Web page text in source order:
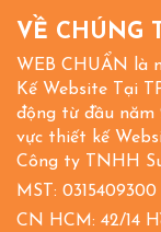
VỀ CHÚNG
WEB CHUẨN là
Kế Website Tại
động từ đầu năm
vực thiết kế
Công ty TNHH
MST: 0315409300
CN HCM: 42/14